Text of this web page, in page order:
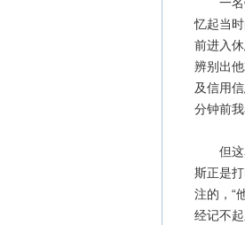
忆起当
前进入
辨别出
及信用
分钟前
但这名
斯正是
注的，“
经记不